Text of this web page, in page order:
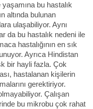
bu hastalık
altında bulunan
ulaşabiliyor. Aynı
da bu hastalık nedeni ile
hastalığının en sık
Ayrıca Hindistan
bir hayli fazla. Çok
hastalanan kişilerin
gerektiriyor.
Çalışan
bu mikrobu çok rahat